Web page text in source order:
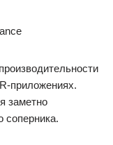
приложениях.
заметно
соперника.